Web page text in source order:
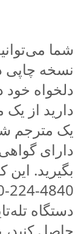
شما
نسخه چاپی
دلخواه
دارید از یک
یک مترجم
دارای
بگیرید.
حاصل کنید،